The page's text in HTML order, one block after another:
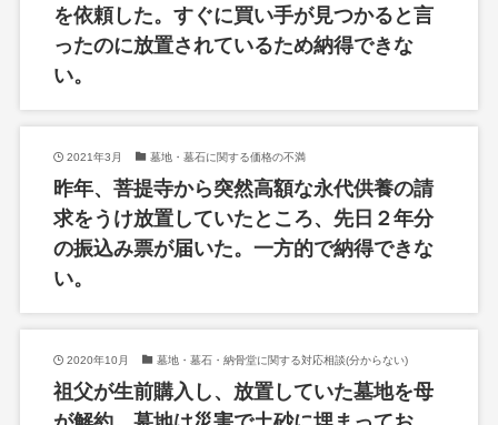
を依頼した。すぐに買い手が見つかると言
ったのに放置されているため納得できな
い。
2021年3月 墓地・墓石に関する価格の不満
昨年、菩提寺から突然高額な永代供養の請
求をうけ放置していたところ、先日２年分
の振込み票が届いた。一方的で納得できな
い。
2020年10月 墓地・墓石・納骨堂に関する対応相談(分からない)
祖父が生前購入し、放置していた墓地を母